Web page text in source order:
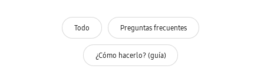
Todo Preguntas frecuentes
¿Cómo hacerlo? (guía)